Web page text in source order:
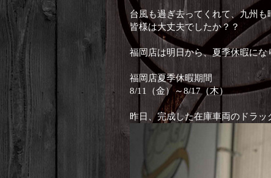
台風も過ぎ去ってくれて、九州
皆様は大丈夫でしたか？？
福岡店は明日から、夏季休暇に
福岡店夏季休暇期間
8/11（金）～8/17（木）
昨日、完成した在庫車両のドラ